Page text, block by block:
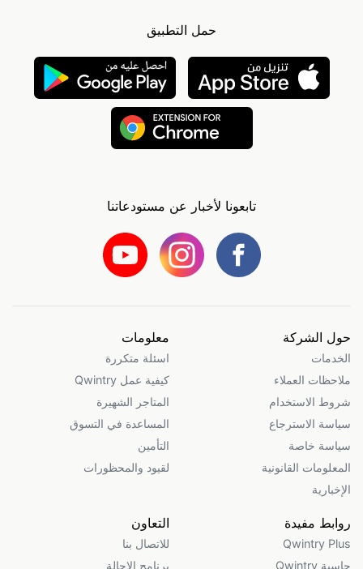
حمل التطبيق
تابعونا لأخبار عن مستودعاتنا
حول الشركة
الخدمات
ملاحظات العملاء
شروط الاستخدام
سياسة الاسترجاع
سياسة خاصة
المعلومات القانونية
الإخبارية
معلومات
اسئلة متكررة
كيفية عمل Qwintry
المتاجر الشهيرة
المساعدة في التسوق
التأمين
لقيود والمحظورات
روابط مفيدة
Qwintry Plus
حاسبة Qwintry
التعاون
للاتصال بنا
برنامج الاحالة